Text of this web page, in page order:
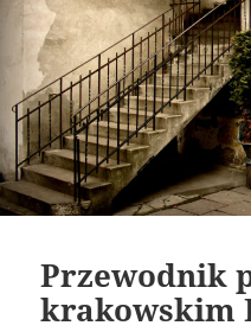
Przewodnik
krakowskim